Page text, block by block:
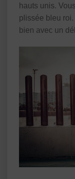
hauts unis.
plissée bleu
bien avec un